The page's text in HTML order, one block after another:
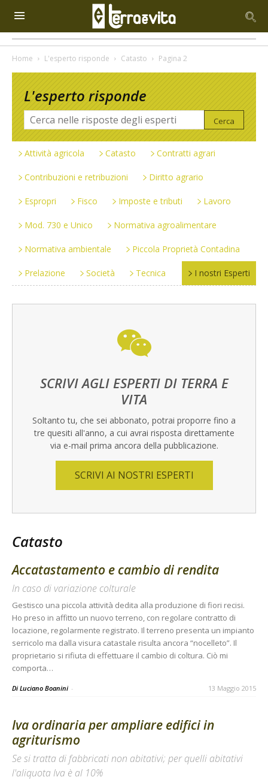
Home L'esperto risponde Catasto Pagina 2
L'esperto risponde
Attività agricola Catasto Contratti agrari
Contribuzioni e retribuzioni Diritto agrario
Espropri Fisco Imposte e tributi Lavoro
Mod. 730 e Unico Normativa agroalimentare
Normativa ambientale Piccola Proprietà Contadina
Prelazione Società Tecnica I nostri Esperti
SCRIVI AGLI ESPERTI DI TERRA E
VITA
Soltanto tu, che sei abbonato, potrai proporre fino a
tre quesiti all'anno, a cui avrai risposta direttamente
via e-mail prima ancora della pubblicazione.
SCRIVI AI NOSTRI ESPERTI
Catasto
Accatastamento e cambio di rendita
In caso di variazione colturale
Gestisco una piccola attività dedita alla produzione di fiori recisi.
Ho preso in affitto un nuovo terreno, con regolare contratto di
locazione, regolarmente registrato. Il terreno presenta un impianto
serricolo ma dalla visura catastale risulta ancora “nocelleto”. Il
proprietario si rifiuta di effettuare il cambio di coltura. Ciò mi
comporta…
Di Luciano Boanini - 13 Maggio 2015
Iva ordinaria per ampliare edifici in
agriturismo
Se si tratta di fabbricati non abitativi; per quelli abitativi
l'aliquota Iva è al 10%